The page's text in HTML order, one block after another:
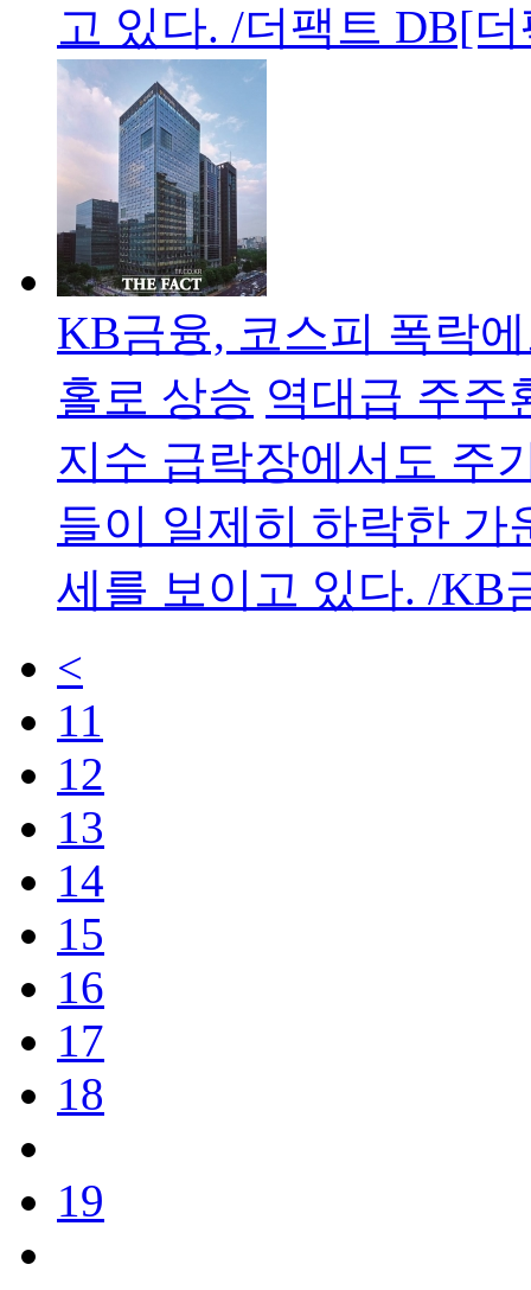
고 있다. /더팩트 DB[
KB금융, 코스피 폭락
홀로 상승 역대급 주주
지수 급락장에서도 주
들이 일제히 하락한
세를 보이고 있다. /KB
<
11
12
13
14
15
16
17
18
19